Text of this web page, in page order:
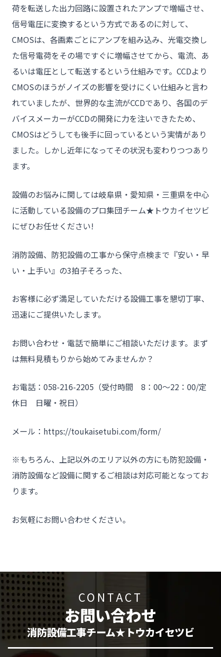
荷を転送した出力回路に設置されたアンプで増幅させ、
信号電圧に変換するという方式であるのに対して、
CMOSは、各画素ごとにアンプを組み込み、光電交換し
た信号電荷をその場ですぐに増幅させてから、電流、あ
るいは電圧として転送するという仕組みです。CCDより
CMOSのほうがノイズの影響を受けにくい仕組みと言わ
れていましたが、世界的な主流がCCDであり、各国のデ
バイスメーカーがCCDの開発に力を注いできたため、
CMOSはどうしても後手に回っているという実情があり
ました。しかし近年になってその状況も変わりつつあり
ます。
設備のお悩みに関しては岐阜県・愛知県・三重県を中心
に活動している設備のプロ集団チーム★トウカイセツビ
にぜひお任せください!
消防設備、防犯設備の工事から保守点検まで『安い・早
い・上手い』の3拍子そろった、
お客様に必ず満足していただける設備工事を懇切丁寧、
迅速にご提供いたします。
お問い合わせ・電話で簡単にご相談いただけます。まず
は無料見積もりから始めてみませんか？
お電話：058-216-2205（受付時間 8：00～22：00/定
休日 日曜・祝日）
メール：https://toukaisetubi.com/form/
※もちろん、上記以外のエリア以外の方にも防犯設備・
消防設備など設備に関するご相談は対応可能となってお
ります。
お気軽にお問い合わせください。
CONTACT
お問い合わせ
消防設備工事チーム★トウカイセツビ